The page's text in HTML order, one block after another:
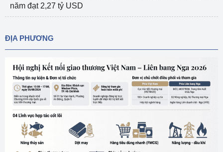
năm đạt 2,27 tỷ USD
ĐỊA PHƯƠNG